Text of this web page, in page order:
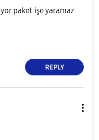
paket işe yaramaz
REPLY